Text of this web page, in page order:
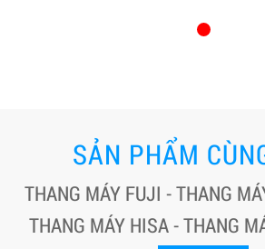
SẢN PHẨM
THANG MÁY FUJI - THANG
THANG MÁY HISA - THANG